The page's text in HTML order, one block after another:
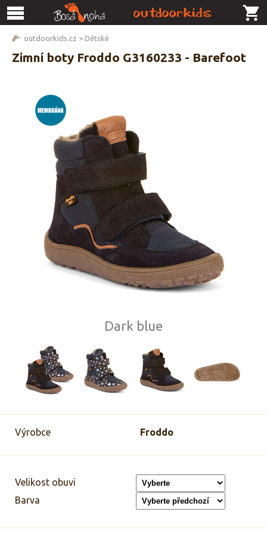
outdoorkids.cz > Dětské
Zimní boty Froddo G3160233 - Barefoot
Dark blue
Výrobce Froddo
Velikost obuvi
Barva